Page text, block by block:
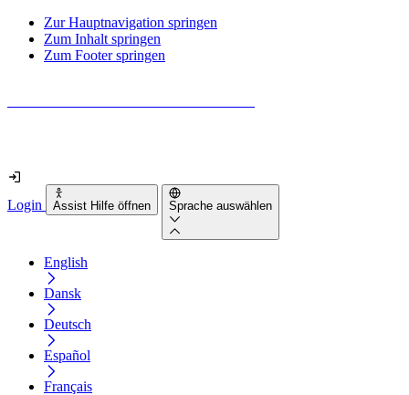
Zur Hauptnavigation springen
Zum Inhalt springen
Zum Footer springen
Login Assist Hilfe öffnen Sprache auswählen
English
Dansk
Deutsch
Español
Français